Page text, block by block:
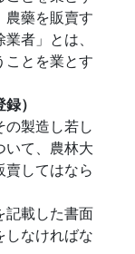
農藥を販賣す
者」とは、
ことを業とす
）
製造し若し
いて、農林大
してはなら
記載した書面
しなければな